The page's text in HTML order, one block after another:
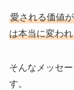
愛される価値
は本当に変わ
そんなメッセ
す。